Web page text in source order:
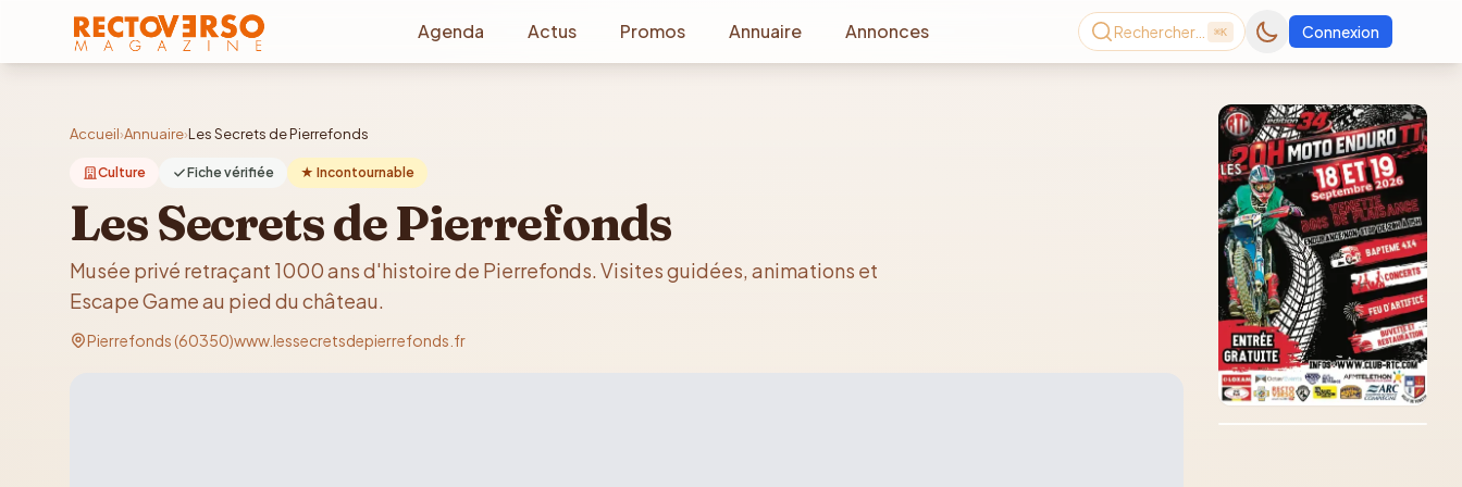
Aller au contenu principal
Agenda
Actus Promos Annuaire Annonces Rechercher… ⌘K Connexion
Accueil›Annuaire›Les Secrets de Pierrefonds
Culture Fiche vérifiée ★ Incontournable
Les Secrets de Pierrefonds
Musée privé retraçant 1000 ans d'histoire de Pierrefonds. Visites guidées, animations et
Escape Game au pied du château.
Pierrefonds (60350)www.lessecretsdepierrefonds.fr
Consultez le dernier
magazine en ligne
Août2026